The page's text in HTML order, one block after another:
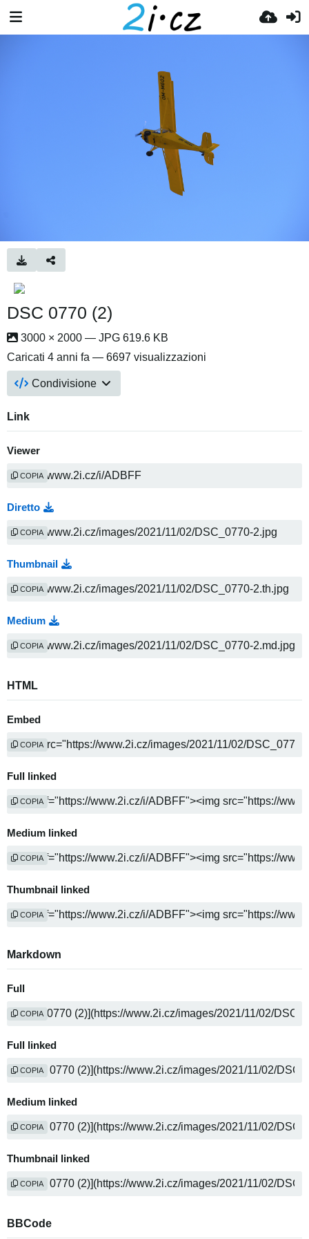
DSC 0770 (2)
3000 × 2000 — JPG 619.6 KB
Caricati 4 anni fa — 6697 visualizzazioni
Condivisione
Link
Viewer
COPIA
Diretto
COPIA
Thumbnail
COPIA
Medium
COPIA
HTML
Embed
COPIA
Full linked
COPIA
Medium linked
COPIA
Thumbnail linked
COPIA
Markdown
Full
COPIA
Full linked
COPIA
Medium linked
COPIA
Thumbnail linked
COPIA
BBCode